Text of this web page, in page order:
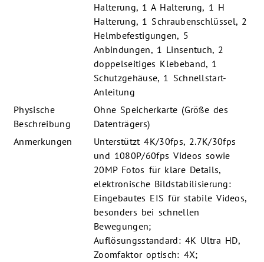
Halterung, 1 A Halterung, 1 H
Halterung, 1 Schraubenschlüssel, 2
Helmbefestigungen, 5
Anbindungen, 1 Linsentuch, 2
doppelseitiges Klebeband, 1
Schutzgehäuse, 1 Schnellstart-
Anleitung
Physische
Beschreibung
Ohne Speicherkarte (Größe des
Datenträgers)
Anmerkungen
Unterstützt 4K/30fps, 2.7K/30fps
und 1080P/60fps Videos sowie
20MP Fotos für klare Details,
elektronische Bildstabilisierung:
Eingebautes EIS für stabile Videos,
besonders bei schnellen
Bewegungen;
Auflösungsstandard: 4K Ultra HD,
Zoomfaktor optisch: 4X;